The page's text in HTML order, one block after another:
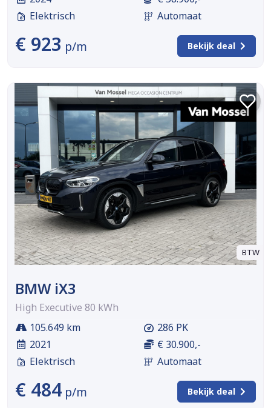
Elektrisch
Automaat
€ 923 p/m Bekijk deal
BTW
BMW iX3
High Executive 80 kWh
105.649 km
2021
Elektrisch
286 PK
€ 30.900,-
Automaat
€ 484 p/m Bekijk deal